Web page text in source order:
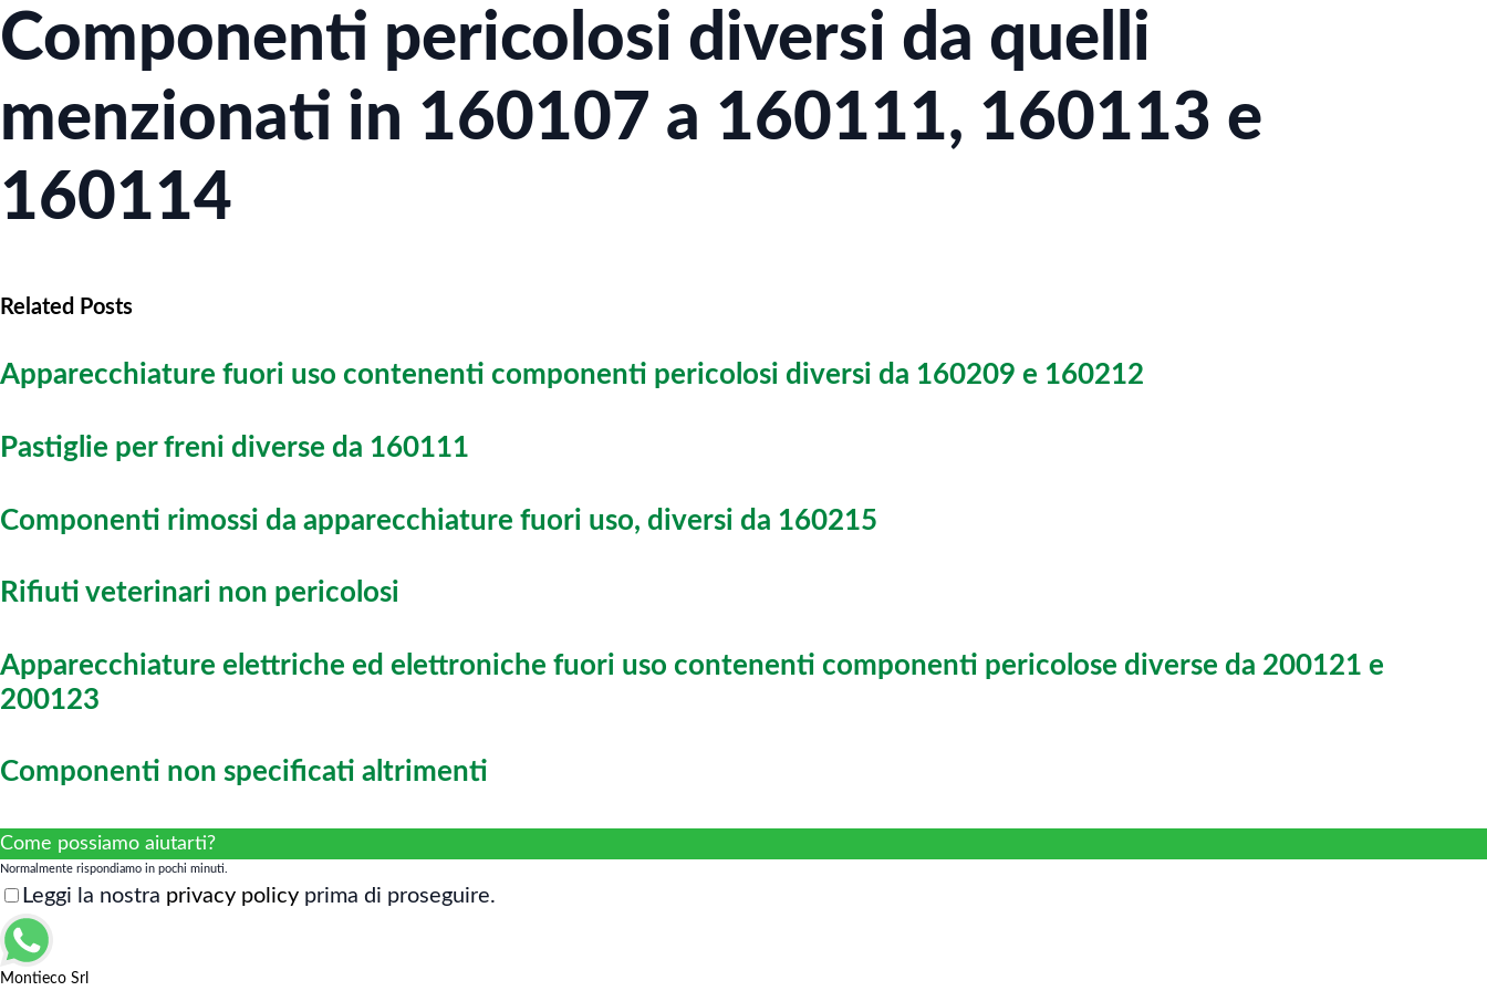
Componenti pericolosi diversi da quelli
menzionati in 160107 a 160111, 160113 e
160114
Related Posts
Apparecchiature fuori uso contenenti componenti pericolosi diversi da 160209 e 160212
Pastiglie per freni diverse da 160111
Componenti rimossi da apparecchiature fuori uso, diversi da 160215
Rifiuti veterinari non pericolosi
Apparecchiature elettriche ed elettroniche fuori uso contenenti componenti pericolose diverse da 200121 e
200123
Componenti non specificati altrimenti
Come possiamo aiutarti?
Normalmente rispondiamo in pochi minuti.
Leggi la nostra privacy policy prima di proseguire.
Montieco Srl